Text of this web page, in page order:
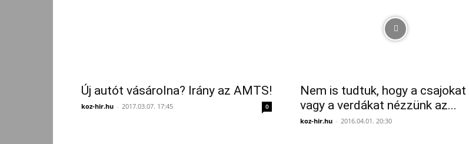
Új autót vásárolna? Irány az AMTS!
koz-hir.hu - 2017.03.07. 17:45 0
Nem is tudtuk, hogy a csajokat
vagy a verdákat nézzünk az...
koz-hir.hu - 2016.04.01. 20:30